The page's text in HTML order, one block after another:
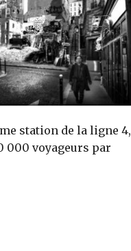
station de la ligne 4,
000 voyageurs par